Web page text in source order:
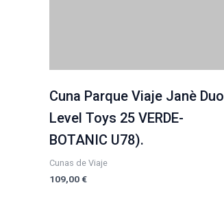
Cuna Parque Viaje Janè Duo
Level Toys 25 VERDE-
BOTANIC U78).
Cunas de Viaje
109,00 €